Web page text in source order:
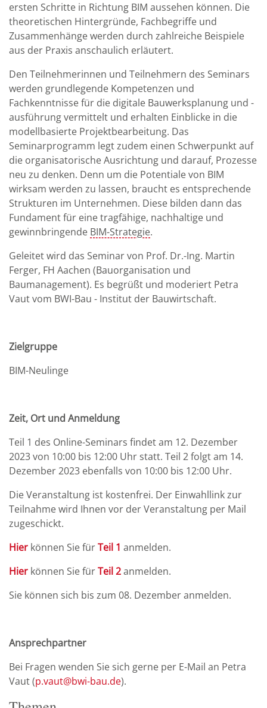
ersten Schritte in Richtung BIM aussehen können. Die
theoretischen Hintergründe, Fachbegriffe und
Zusammenhänge werden durch zahlreiche Beispiele
aus der Praxis anschaulich erläutert.
Den Teilnehmerinnen und Teilnehmern des Seminars
werden grundlegende Kompetenzen und
Fachkenntnisse für die digitale Bauwerksplanung und -
ausführung vermittelt und erhalten Einblicke in die
modellbasierte Projektbearbeitung. Das
Seminarprogramm legt zudem einen Schwerpunkt auf
die organisatorische Ausrichtung und darauf, Prozesse
neu zu denken. Denn um die Potentiale von BIM
wirksam werden zu lassen, braucht es entsprechende
Strukturen im Unternehmen. Diese bilden dann das
Fundament für eine tragfähige, nachhaltige und
gewinnbringende BIM-Strategie.
Geleitet wird das Seminar von Prof. Dr.-Ing. Martin
Ferger, FH Aachen (Bauorganisation und
Baumanagement). Es begrüßt und moderiert Petra
Vaut vom BWI-Bau - Institut der Bauwirtschaft.
Zielgruppe
BIM-Neulinge
Zeit, Ort und Anmeldung
Teil 1 des Online-Seminars findet am 12. Dezember
2023 von 10:00 bis 12:00 Uhr statt. Teil 2 folgt am 14.
Dezember 2023 ebenfalls von 10:00 bis 12:00 Uhr.
Die Veranstaltung ist kostenfrei. Der Einwahllink zur
Teilnahme wird Ihnen vor der Veranstaltung per Mail
zugeschickt.
Hier können Sie fürTeil 1 anmelden.
Hier können Sie fürTeil 2anmelden.
Sie können sich bis zum 08. Dezember anmelden.
Ansprechpartner
Bei Fragen wenden Sie sich gerne per E-Mail an Petra
Vaut (p.vaut@bwi-bau.de).